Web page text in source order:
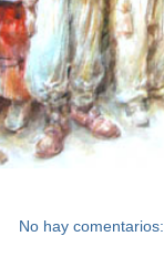
No hay comentarios: